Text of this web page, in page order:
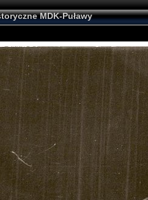
MDK-Puławy